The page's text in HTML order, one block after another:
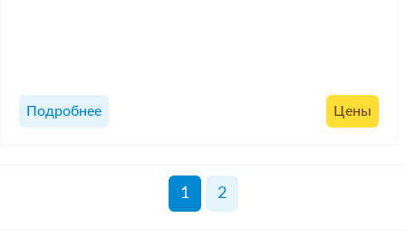
Подробнее Цены
1 2